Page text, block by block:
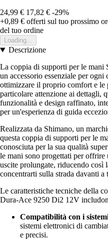
24,99 € 17,82 € -29%
+0,89 € offerti sul tuo prossimo
del tuo ordine
Loading...
Descrizione
La coppia di supporti per le
un accessorio essenziale per ogni
ottimizzare il proprio comfort e le
particolare attenzione ai dettagli,
funzionalità e design raffinato,
per un'esperienza di guida
Realizzata da Shimano, un
questa coppia di supporti per le
conosciuta per la sua qualità
le mani sono progettati per
uscite prolungate, riducendo così
concentrarti sulla strada davanti a
Le caratteristiche tecniche della
Dura-Ace 9250 Di2 12V
Compatibilità con i
sistemi elettronici di
e precisi.